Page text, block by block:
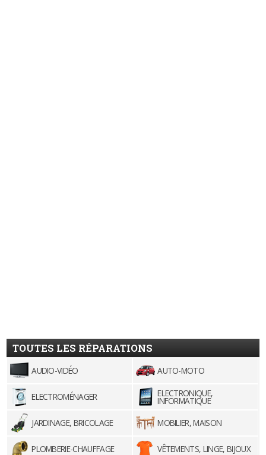
TOUTES LES RÉPARATIONS
AUDIO-VIDÉO AUTO-MOTO
ELECTROMÉNAGER ELECTRONIQUE,
INFORMATIQUE
JARDINAGE, BRICOLAGE
MOBILIER, MAISON
PLOMBERIE-CHAUFFAGE VÊTEMENTS, LINGE, BIJOUX